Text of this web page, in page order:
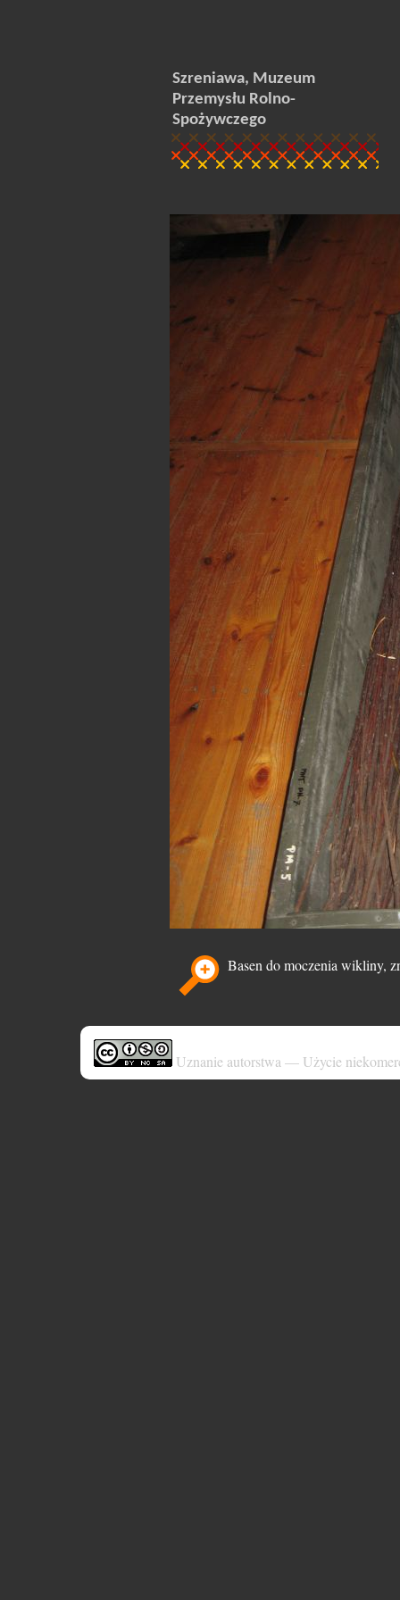
Szreniawa, Muzeum
Przemysłu Rolno-
Spożywczego
Basen do moczenia wikliny,
Uznanie autorstwa — Użycie